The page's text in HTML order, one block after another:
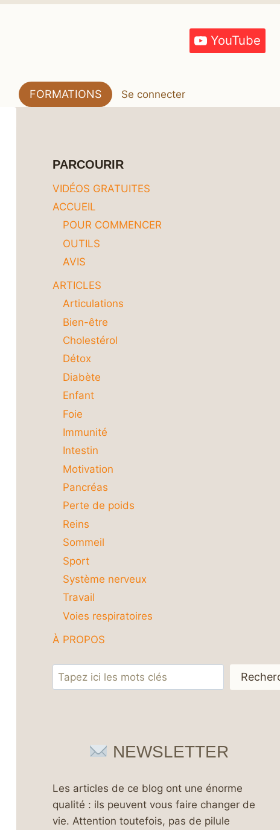
YouTube
FORMATIONS Se connecter
PARCOURIR
VIDÉOS GRATUITES
ACCUEIL
POUR COMMENCER
OUTILS
AVIS
ARTICLES
Articulations
Bien-être
Cholestérol
Détox
Diabète
Enfant
Foie
Immunité
Intestin
Motivation
Pancréas
Perte de poids
Reins
Sommeil
Sport
Système nerveux
Travail
Voies respiratoires
À PROPOS
Rechercher
NEWSLETTER
Les articles de ce blog ont une énorme
qualité : ils peuvent vous faire changer de
vie. Attention toutefois, pas de pilule